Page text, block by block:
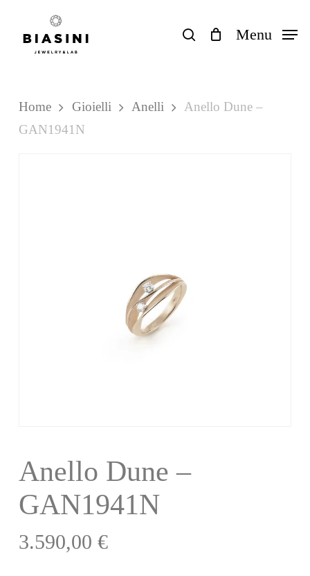
search Menu
Carrello
Close
Cart
Home Gioielli Anelli
Anello Dune –
GAN1941N
Anello Dune –
GAN1941N
3.590,00 €